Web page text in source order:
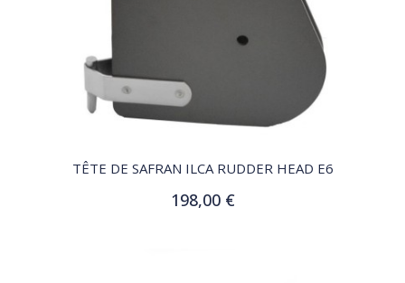
QUICK VIEW
TÊTE DE SAFRAN ILCA RUDDER HEAD E6
198,00 €
Ajouter au panier